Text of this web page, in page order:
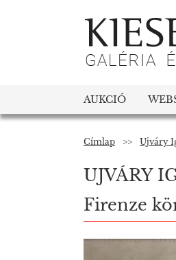
AUKCIÓ
Címlap >> Ujváry
UJVÁRY
Firenze